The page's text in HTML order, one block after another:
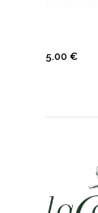
5.00€